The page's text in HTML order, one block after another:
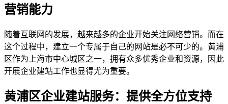
营销能力
随着互联网的发展，越来越多的企业开始关注网络营销。而在
这个过程中，建立一个专属于自己的网站是必不可少的。黄浦
区作为上海市中心城区之一，拥有众多优秀企业和资源，因此
开展企业建站工作也显得尤为重要。
黄浦区企业建站服务：提供全方位支持